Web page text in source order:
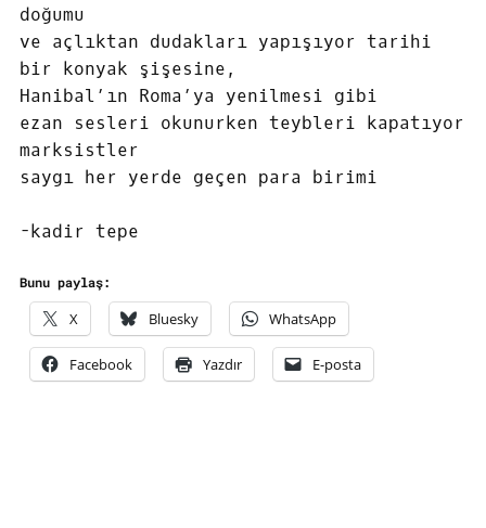
doğumu
ve açlıktan dudakları yapışıyor tarihi
bir konyak şişesine,
Hanibal’ın Roma’ya yenilmesi gibi
ezan sesleri okunurken teybleri kapatıyor
marksistler
saygı her yerde geçen para birimi
-kadir tepe
Bunu paylaş:
X Bluesky WhatsApp
Facebook Yazdır E-posta